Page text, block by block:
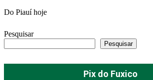
Do Piauí hoje
Pesquisar
Pesquisar
Pix do Fuxico